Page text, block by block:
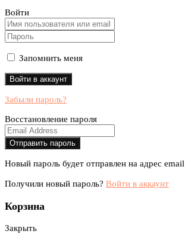
Войти
Запомнить меня
Забыли пароль?
Восстановление пароля
Новый пароль будет отправлен на адрес email
Получили новый пароль? Войти в аккаунт
Корзина
Закрыть